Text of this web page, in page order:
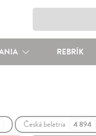
REBRÍK
Česká beletria 4 894